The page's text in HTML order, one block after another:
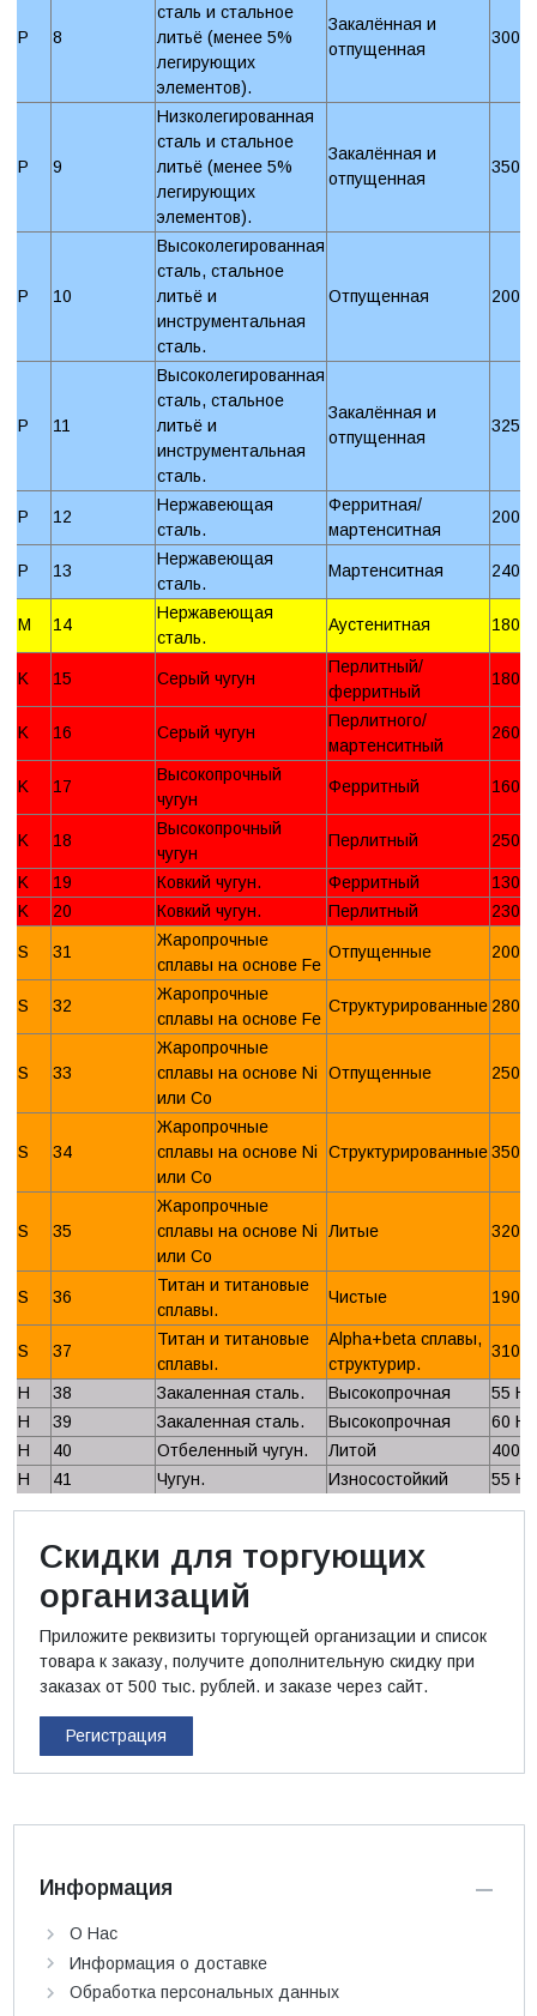
P 8
сталь и стальное
литьё (менее 5%
легирующих
элементов).
Закалённая и
отпущенная
300
P 9
Низколегированная
сталь и стальное
литьё (менее 5%
легирующих
элементов).
Закалённая и
отпущенная
350
P 10
Высоколегированная
сталь, стальное
литьё и
инструментальная
сталь.
Отпущенная 200
P 11
Высоколегированная
сталь, стальное
литьё и
инструментальная
сталь.
Закалённая и
отпущенная
325
P 12
Нержавеющая
сталь.
Ферритная/
мартенситная
200
P 13
Нержавеющая
сталь.
Мартенситная 240
M 14
Нержавеющая
сталь.
Аустенитная 180
K 15 Серый чугун
Перлитный/
ферритный
180
K 16 Серый чугун
Перлитного/
мартенситный
260
K 17
Высокопрочный
чугун
Ферритный 160
K 18
Высокопрочный
чугун
Перлитный 250
K 19 Ковкий чугун. Ферритный
130
K
20 Ковкий чугун. Перлитный 230
S 31
Жаропрочные
сплавы на основе Fe
Отпущенные 200
S 32
Жаропрочные
сплавы на основе Fe
Структурированные 280
S 33
Жаропрочные
сплавы на основе Ni
или Со
Отпущенные 250
S 34
Жаропрочные
сплавы на основе Ni
или Со
Структурированные350
S 35
Жаропрочные
сплавы на основе Ni
или Со
Литые 320
S 36
Титан и титановые
сплавы.
Чистые 190
S 37
Титан и титановые
сплавы.
Alpha+beta сплавы,
структурир.
310
H 38 Закаленная сталь. Высокопрочная
55
H
39 Закаленная сталь. Высокопрочная
60
H
40 Отбеленный чугун. Литой
400
H
41 Чугун. Износостойкий 55
Скидки для торгующих
организаций
Приложите реквизиты торгующей организации и список
товара к заказу, получите дополнительную скидку при
заказах от 500 тыс. рублей. и заказе через сайт.
Регистрация
Информация
О Нас
Информация о доставке
Обработка персональных данных